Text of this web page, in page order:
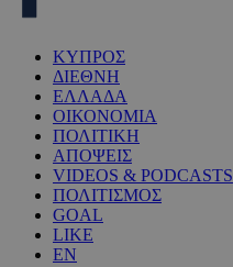
ΚΥΠΡΟΣ
ΔΙΕΘΝΗ
ΕΛΛΑΔΑ
ΟΙΚΟΝΟΜΙΑ
ΠΟΛΙΤΙΚΗ
ΑΠΟΨΕΙΣ
VIDEOS & PODCASTS
ΠΟΛΙΤΙΣΜΟΣ
GOAL
LIKE
EN